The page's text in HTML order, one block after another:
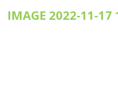
IMAGE 2022-11-17